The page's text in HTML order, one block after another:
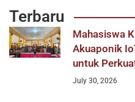
Terbaru
Mahasiswa
Akuaponik
untuk
July 30, 2026